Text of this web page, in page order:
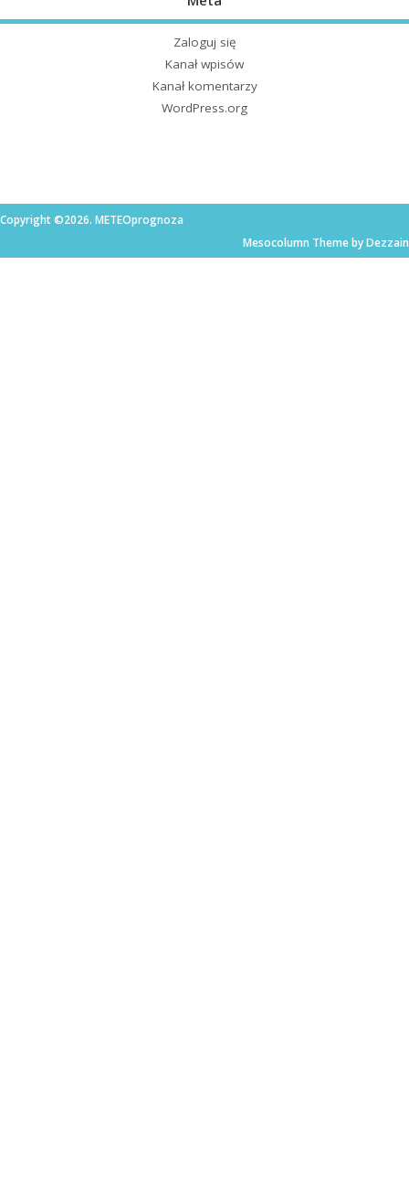
Zaloguj się
Kanał wpisów
Kanał komentarzy
WordPress.org
Copyright ©2026. METEOprognoza
Mesocolumn Theme by Dezzain